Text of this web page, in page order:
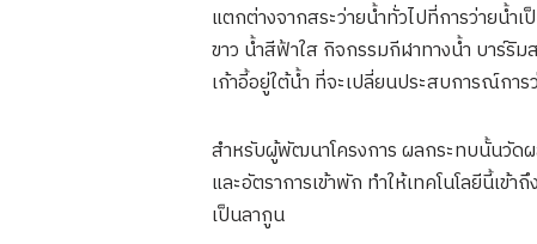
แตกต่างจากสระว่ายน้ำทั่วไปที่การว่ายน้
ขาว น้ำสีฟ้าใส กิจกรรมกีฬาทางน้ำ บาร์ริ
เก้าอี้อยู่ใต้น้ำ ที่จะเปลี่ยนประสบการณ์การ
สำหรับผู้พัฒนาโครงการ ผลกระทบนั้นวัดผ
และอัตราการเข้าพัก ทำให้เทคโนโลยีนี้เ
เป็นลากูน